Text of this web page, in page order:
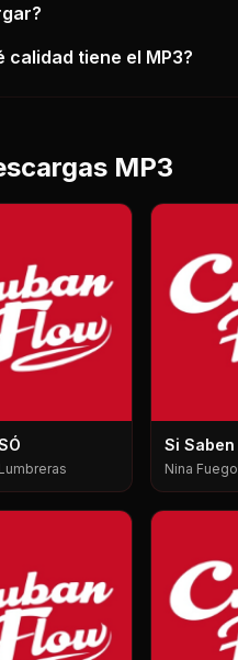
calidad tiene el MP3?
MP3
Si Saben
Nina Fuego